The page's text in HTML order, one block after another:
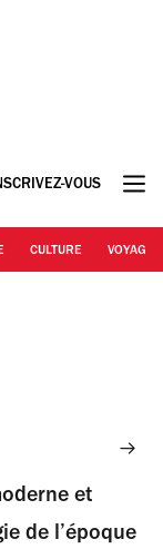
VOUS
CULTURE VOYAGE
et
de l’époque